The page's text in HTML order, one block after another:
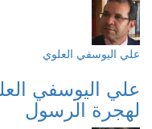
علي اليوسفي العلوي
علي اليوسفي
لهجرة الرسول